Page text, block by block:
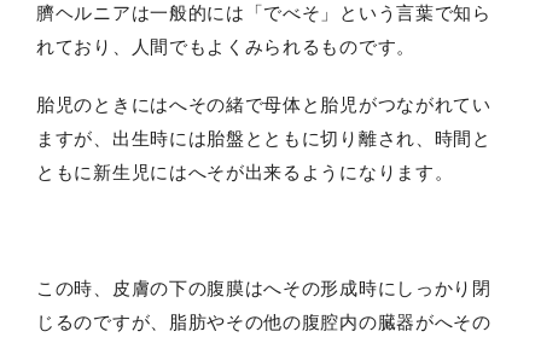
臍ヘルニアは一般的には「でべそ」という言葉で知ら
れており、人間でもよくみられるものです。
胎児のときにはへその緒で母体と胎児がつながれてい
ますが、出生時には胎盤とともに切り離され、時間と
ともに新生児にはへそが出来るようになります。
この時、皮膚の下の腹膜はへその形成時にしっかり閉
じるのですが、脂肪やその他の腹腔内の臓器がへその